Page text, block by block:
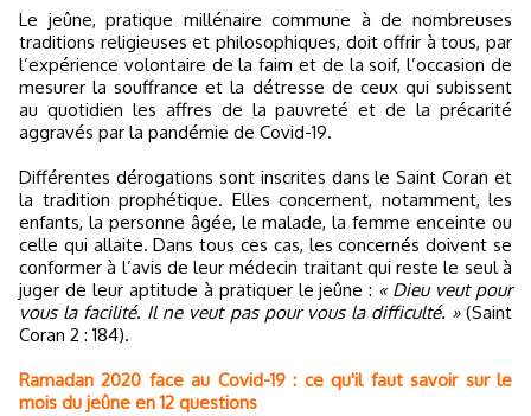
Le jeûne, pratique millénaire commune à de nombreuses
traditions religieuses et philosophiques, doit offrir à tous, par
l’expérience volontaire de la faim et de la soif, l’occasion de
mesurer la souffrance et la détresse de ceux qui subissent
au quotidien les affres de la pauvreté et de la précarité
aggravés par la pandémie de Covid-19.
Différentes dérogations sont inscrites dans le Saint Coran et
la tradition prophétique. Elles concernent, notamment, les
enfants, la personne âgée, le malade, la femme enceinte ou
celle qui allaite. Dans tous ces cas, les concernés doivent se
conformer à l’avis de leur médecin traitant qui reste le seul à
juger de leur aptitude à pratiquer le jeûne : « Dieu veut pour
vous la facilité. Il ne veut pas pour vous la difficulté. »(Saint
Coran 2 : 184).
Ramadan 2020 face au Covid-19 : ce qu'il faut savoir sur le
mois du jeûne en 12 questions